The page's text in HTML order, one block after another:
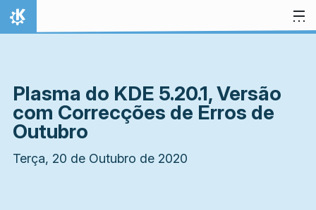
Ir para o conteúdo
Início
Plasma do KDE 5.20.1, Versão
com Correcções de Erros de
Outubro
Terça, 20 de Outubro de 2020